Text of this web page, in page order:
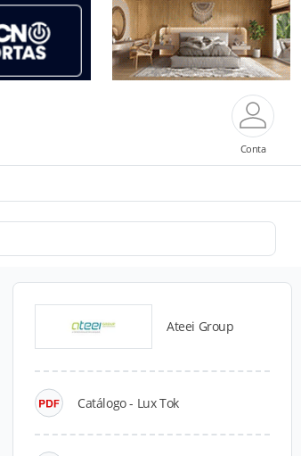
Conta
Ateei Group
Catálogo - Lux Tok